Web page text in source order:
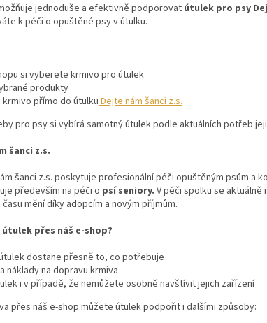
jednoduše a efektivně podporovat útulek pro psy
k péči o opuštěné psy v útulku.
si vyberete krmivo pro útulek
produkty
přímo do útulkuDejte nám šanci z.s.
pro psy si vybírá samotný útulek podle aktuálních potřeb
šanci z.s.
šanci z.s. poskytuje profesionální péči opuštěným psům a
především na péči o psí seniory. V péči spolku se aktuálně
mění díky adopcím a novým příjmům.
přes náš e-shop?
dostane přesně to, co potřebuje
náklady na dopravu krmiva
i v případě, že nemůžete osobně navštívit jejich zařízení
přes náš e-shop můžete útulek podpořit i dalšími způsoby: